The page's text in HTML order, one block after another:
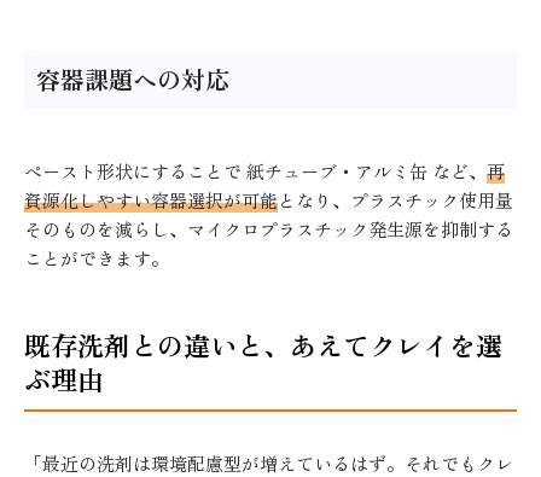
容器課題への対応
ペースト形状にすることで 紙チューブ・アルミ缶 など、 再
資源化しやすい容器選択が可能となり、プラスチック使用量
そのものを減らし、マイクロプラスチック発生源を抑制する
ことができます。
既存洗剤との違いと、あえてクレイを選
ぶ理由
「最近の洗剤は環境配慮型が増えているはず。それでもクレ